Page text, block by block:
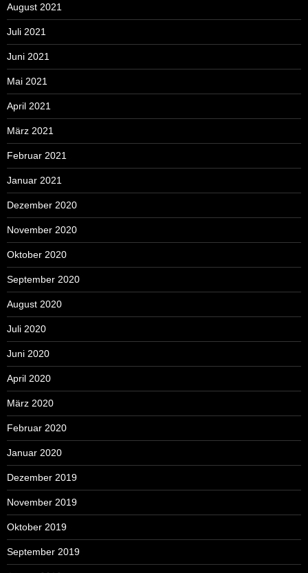
August 2021
Juli 2021
Juni 2021
Mai 2021
April 2021
März 2021
Februar 2021
Januar 2021
Dezember 2020
November 2020
Oktober 2020
September 2020
August 2020
Juli 2020
Juni 2020
April 2020
März 2020
Februar 2020
Januar 2020
Dezember 2019
November 2019
Oktober 2019
September 2019